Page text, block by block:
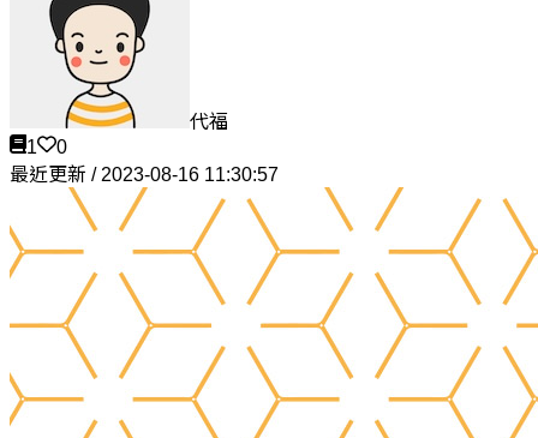
代福
1
0
最近更新 / 2023-08-16 11:30:57